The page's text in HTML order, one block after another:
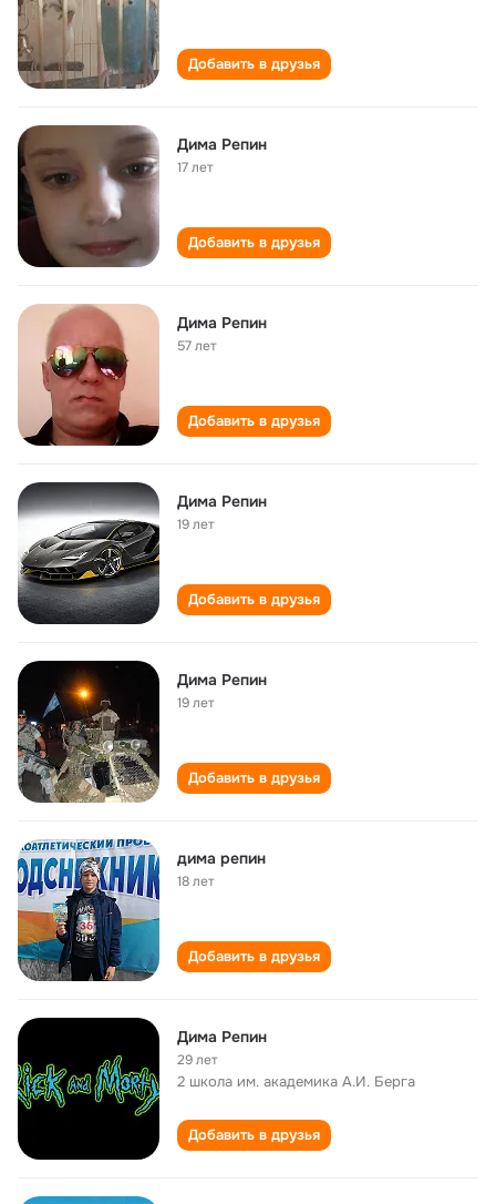
Добавить в друзья
Дима Репин
17 лет
Добавить в друзья
Дима Репин
57 лет
Добавить в друзья
Дима Репин
19 лет
Добавить в друзья
Дима Репин
19 лет
Добавить в друзья
дима репин
18 лет
Добавить в друзья
Дима Репин
29 лет
2 школа им. академика А.И. Берга
Добавить в друзья